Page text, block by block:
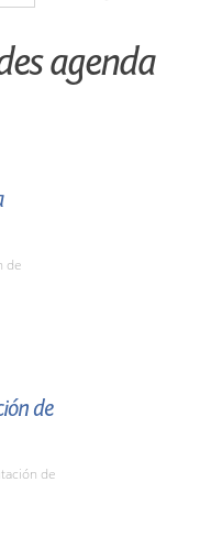
agenda
de
de
de